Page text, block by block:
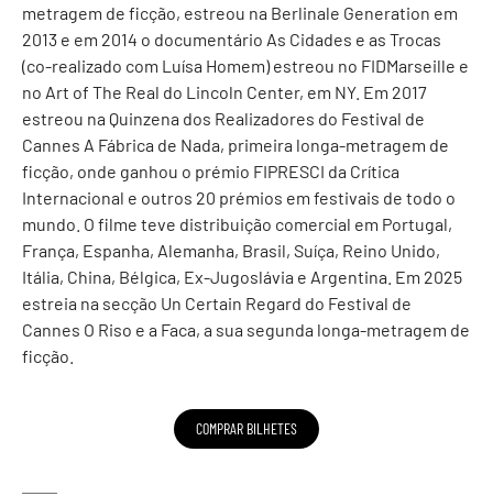
metragem de ficção, estreou na Berlinale Generation em
2013 e em 2014 o documentário As Cidades e as Trocas
(co-realizado com Luísa Homem) estreou no FIDMarseille e
no Art of The Real do Lincoln Center, em NY. Em 2017
estreou na Quinzena dos Realizadores do Festival de
Cannes A Fábrica de Nada, primeira longa-metragem de
ficção, onde ganhou o prémio FIPRESCI da Crítica
Internacional e outros 20 prémios em festivais de todo o
mundo. O filme teve distribuição comercial em Portugal,
França, Espanha, Alemanha, Brasil, Suíça, Reino Unido,
Itália, China, Bélgica, Ex-Jugoslávia e Argentina. Em 2025
estreia na secção Un Certain Regard do Festival de
Cannes O Riso e a Faca, a sua segunda longa-metragem de
ficção.
COMPRAR BILHETES